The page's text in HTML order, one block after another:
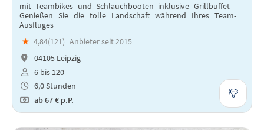
mit Teambikes und Schlauchbooten inklusive Grillbuffet -
Genießen Sie die tolle Landschaft während Ihres Team-
Ausfluges
★ 4,84(121) Anbieter seit 2015
04105 Leipzig
6 bis 120
6,0 Stunden
ab67 € p.P.